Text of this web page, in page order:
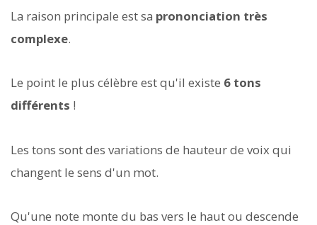
La raison principale est sa prononciation très
complexe.
Le point le plus célèbre est qu'il existe 6 tons
différents !
Les tons sont des variations de hauteur de voix qui
changent le sens d'un mot.
Qu'une note monte du bas vers le haut ou descende